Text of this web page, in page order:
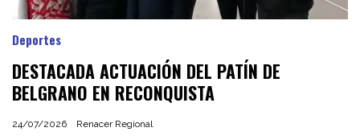
DESTACADA ACTUACIÓN DEL PATÍN DE
BELGRANO EN RECONQUISTA
Renacer Regional
Deportes
24/07/2026